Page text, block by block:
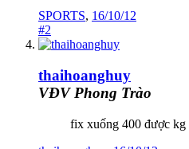
SPORTS, 16/10/12
#2
thaihoanghuy
VĐV Phong Trào
fix xuống 400 được kg